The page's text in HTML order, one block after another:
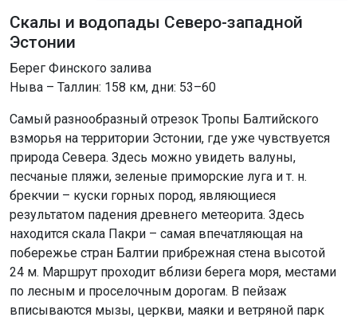
Скалы и водопады Северо-западной
Эстонии
Берег Финского залива
Ныва – Таллин: 158 км, дни: 53–60
Самый разнообразный отрезок Тропы Балтийского
взморья на территории Эстонии, где уже чувствуется
природа Севера. Здесь можно увидеть валуны,
песчаные пляжи, зеленые приморские луга и т. н.
брекчии – куски горных пород, являющиеся
результатом падения древнего метеорита. Здесь
находится скала Пакри – самая впечатляющая на
побережье стран Балтии прибрежная стена высотой
24 м. Маршрут проходит вблизи берега моря, местами
по лесным и проселочным дорогам. В пейзаж
вписываются мызы, церкви, маяки и ветряной парк